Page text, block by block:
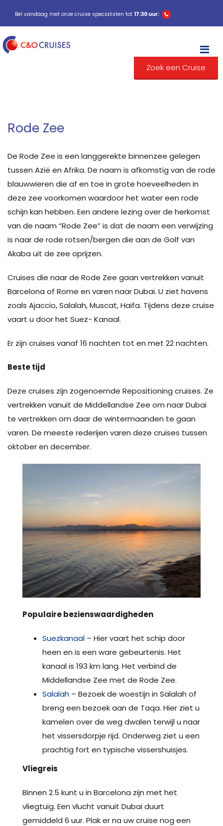
Bel vandaag met onze cruise specialisten tot 17:30 uur:
Zoek een Cruise
Rode Zee
De Rode Zee is een langgerekte binnenzee gelegen
tussen Azië en Afrika. De naam is afkomstig van de rode
blauwwieren die af en toe in grote hoeveelheden in
deze zee voorkomen waardoor het water een rode
schijn kan hebben. Een andere lezing over de herkomst
van de naam “Rode Zee” is dat de naam een verwijzing
is naar de rode rotsen/bergen die aan de Golf van
Akaba uit de zee oprijzen.
Cruises die naar de Rode Zee gaan vertrekken vanuit
Barcelona of Rome en varen naar Dubai. U ziet havens
zoals Ajaccio, Salalah, Muscat, Haifa. Tijdens deze cruise
vaart u door het Suez- Kanaal.
Er zijn cruises vanaf 16 nachten tot en met 22 nachten.
Beste tijd
Deze cruises zijn zogenoemde Repositioning cruises. Ze
vertrekken vanuit de Middellandse Zee om naar Dubai
te vertrekken om daar de wintermaanden te gaan
varen. De meeste rederijen varen deze cruises tussen
oktober en december.
Populaire bezienswaardigheden
Suezkanaal – Hier vaart het schip door
heen en is een ware gebeurtenis. Het
kanaal is 193 km lang. Het verbind de
Middellandse Zee met de Rode Zee.
Salalah – Bezoek de woestijn in Salalah of
breng een bezoek aan de Taqa. Hier ziet u
kamelen over de weg dwalen terwijl u naar
het vissersdorpje rijd. Onderweg ziet u een
prachtig fort en typische vissershuisjes.
Vliegreis
Binnen 2.5 kunt u in Barcelona zijn met het
vliegtuig. Een vlucht vanuit Dubai duurt
gemiddeld 6 uur. Plak er na uw cruise nog een